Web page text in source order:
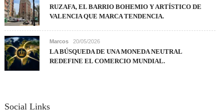
RUZAFA, EL BARRIO BOHEMIO Y ARTÍSTICO DE
VALENCIA QUE MARCA TENDENCIA.
Marcos 20/05/2026
LA BÚSQUEDA DE UNA MONEDA NEUTRAL
REDEFINE EL COMERCIO MUNDIAL.
Social Links